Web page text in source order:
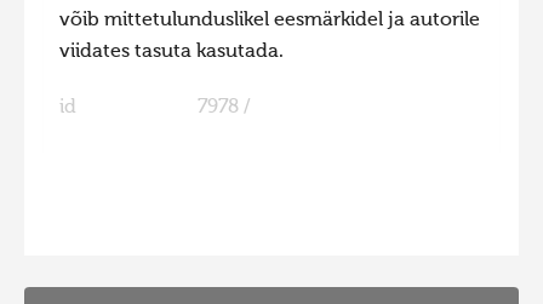
võib mittetulunduslikel eesmärkidel ja autorile
viidates tasuta kasutada.
id 7978 /